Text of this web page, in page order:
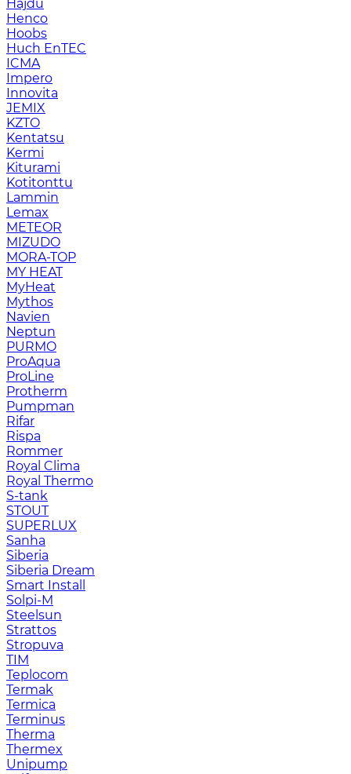
Hajdu
Henco
Hoobs
Huch EnTEC
ICMA
Impero
Innovita
JEMIX
KZTO
Kentatsu
Kermi
Kiturami
Kotitonttu
Lammin
Lemax
METEOR
MIZUDO
MORA-TOP
MY HEAT
MyHeat
Mythos
Navien
Neptun
PURMO
ProAqua
ProLine
Protherm
Pumpman
Rifar
Rispa
Rommer
Royal Clima
Royal Thermo
S-tank
STOUT
SUPERLUX
Sanha
Siberia
Siberia Dream
Smart Install
Solpi-M
Steelsun
Strattos
Stropuva
TIM
Teplocom
Termak
Termica
Terminus
Therma
Thermex
Unipump